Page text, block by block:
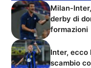
Milan-
derby di
formazioni
Inter, ecco
scambio